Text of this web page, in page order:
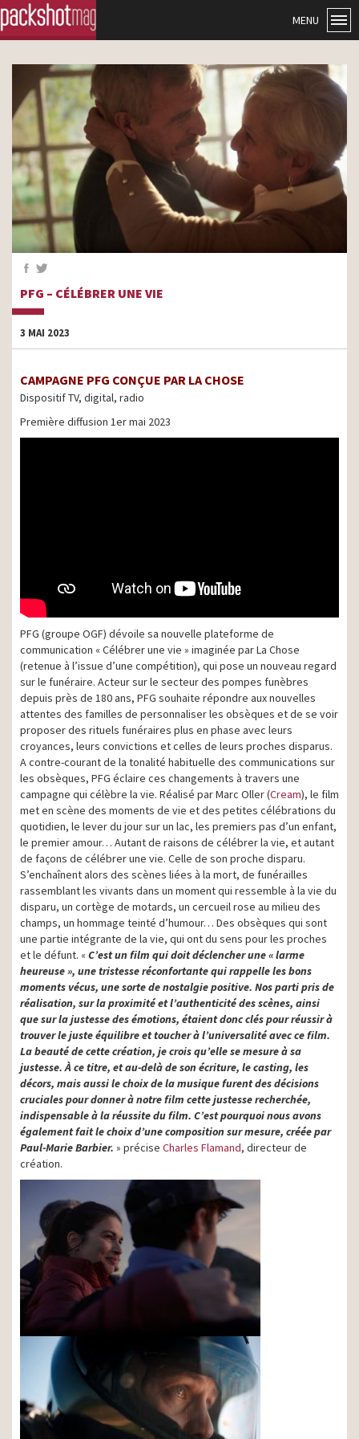
MENU
PFG – CÉLÉBRER UNE VIE
3 MAI 2023
CAMPAGNE PFG CONÇUE PAR LA CHOSE
Dispositif TV, digital, radio
Première diffusion 1er mai 2023
PFG (groupe OGF) dévoile sa nouvelle plateforme de
communication « Célébrer une vie » imaginée par La Chose
(retenue à l’issue d’une compétition), qui pose un nouveau regard
sur le funéraire. Acteur sur le secteur des pompes funèbres
depuis près de 180 ans, PFG souhaite répondre aux nouvelles
attentes des familles de personnaliser les obsèques et de se voir
proposer des rituels funéraires plus en phase avec leurs
croyances, leurs convictions et celles de leurs proches disparus.
A contre-courant de la tonalité habituelle des communications sur
les obsèques, PFG éclaire ces changements à travers une
campagne qui célèbre la vie. Réalisé par Marc Oller (Cream), le film
met en scène des moments de vie et des petites célébrations du
quotidien, le lever du jour sur un lac, les premiers pas d’un enfant,
le premier amour… Autant de raisons de célébrer la vie, et autant
de façons de célébrer une vie. Celle de son proche disparu.
S’enchaînent alors des scènes liées à la mort, de funérailles
rassemblant les vivants dans un moment qui ressemble à la vie du
disparu, un cortège de motards, un cercueil rose au milieu des
champs, un hommage teinté d’humour… Des obsèques qui sont
une partie intégrante de la vie, qui ont du sens pour les proches
et le défunt. «C’est un film qui doit déclencher une « larme
heureuse », une tristesse réconfortante qui rappelle les bons
moments vécus, une sorte de nostalgie positive. Nos parti pris de
réalisation, sur la proximité et l’authenticité des scènes, ainsi
que sur la justesse des émotions, étaient donc clés pour réussir à
trouver le juste équilibre et toucher à l’universalité avec ce film.
La beauté de cette création, je crois qu’elle se mesure à sa
justesse. À ce titre, et au-delà de son écriture, le casting, les
décors, mais aussi le choix de la musique furent des décisions
cruciales pour donner à notre film cette justesse recherchée,
indispensable à la réussite du film. C’est pourquoi nous avons
également fait le choix d’une composition sur mesure, créée par
Paul-Marie Barbier. » précise Charles Flamand, directeur de
création.